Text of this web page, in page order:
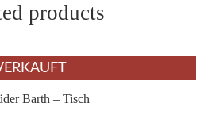
products
Barth – Tisch